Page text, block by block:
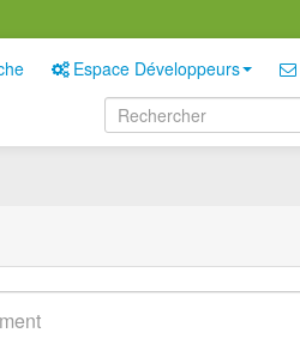
Espace Développeurs